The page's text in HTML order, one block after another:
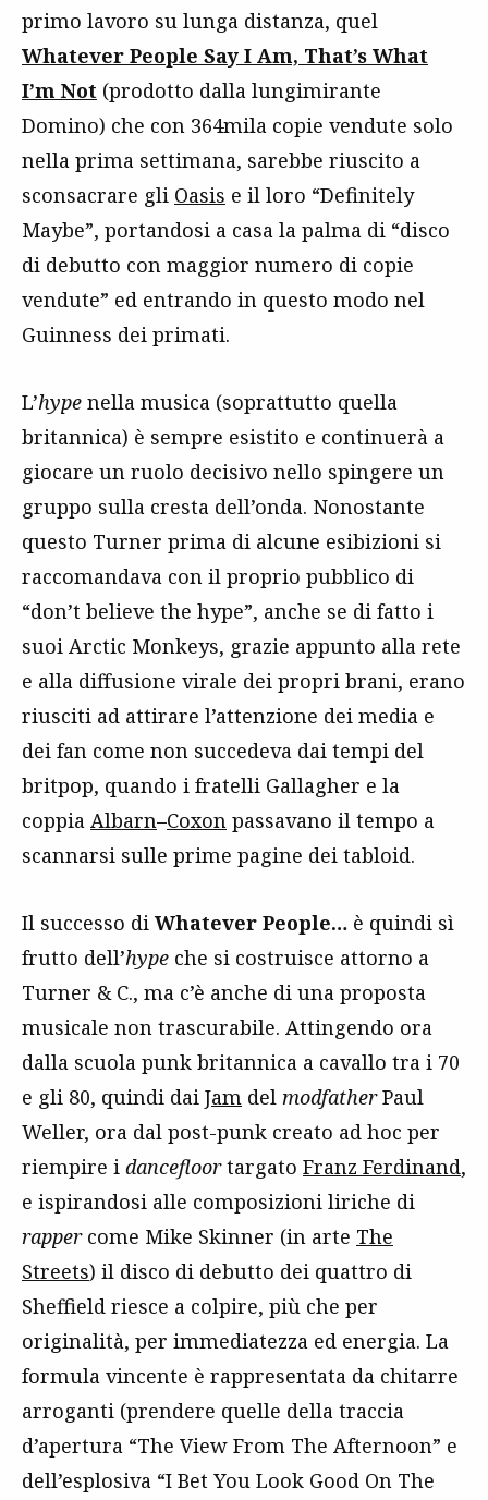
primo lavoro su lunga distanza, quel
Whatever People Say I Am, That’s What
I’m Not (prodotto dalla lungimirante
Domino) che con 364mila copie vendute solo
nella prima settimana, sarebbe riuscito a
sconsacrare gli Oasis e il loro “Definitely
Maybe”, portandosi a casa la palma di “disco
di debutto con maggior numero di copie
vendute” ed entrando in questo modo nel
Guinness dei primati.
L’hype nella musica (soprattutto quella
britannica) è sempre esistito e continuerà a
giocare un ruolo decisivo nello spingere un
gruppo sulla cresta dell’onda. Nonostante
questo Turner prima di alcune esibizioni si
raccomandava con il proprio pubblico di
“don’t believe the hype”, anche se di fatto i
suoi Arctic Monkeys, grazie appunto alla rete
e alla diffusione virale dei propri brani, erano
riusciti ad attirare l’attenzione dei media e
dei fan come non succedeva dai tempi del
britpop, quando i fratelli Gallagher e la
coppia Albarn–Coxon passavano il tempo a
scannarsi sulle prime pagine dei tabloid.
Il successo di Whatever People… è quindi sì
frutto dell’hype che si costruisce attorno a
Turner & C., ma c’è anche di una proposta
musicale non trascurabile. Attingendo ora
dalla scuola punk britannica a cavallo tra i 70
e gli 80, quindi dai Jam del modfatherPaul
Weller, ora dal post-punk creato ad hoc per
riempire i dancefloortargato Franz Ferdinand,
e ispirandosi alle composizioni liriche di
rappercome Mike Skinner (in arte The
Streets) il disco di debutto dei quattro di
Sheffield riesce a colpire, più che per
originalità, per immediatezza ed energia. La
formula vincente è rappresentata da chitarre
arroganti (prendere quelle della traccia
d’apertura “The View From The Afternoon” e
dell’esplosiva “I Bet You Look Good On The